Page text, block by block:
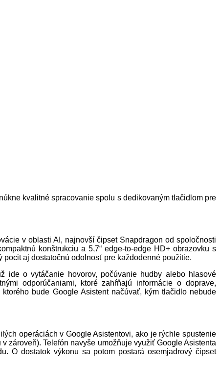
kvalitné spracovanie spolu s dedikovaným tlačidlom pre
v oblasti AI, najnovší čipset Snapdragon od spoločnosti
konštrukciu a 5,7“ edge-to-edge HD+ obrazovku s
aj dostatočnú odolnosť pre každodenné použitie.
ide o vytáčanie hovorov, počúvanie hudby alebo hlasové
odporúčaniami, ktoré zahŕňajú informácie o doprave,
bude Google Asistent načúvať, kým tlačidlo nebude
operáciách v Google Asistentovi, ako je rýchle spustenie
zároveň). Telefón navyše umožňuje využiť Google Asistenta
O dostatok výkonu sa potom postará osemjadrový čipset